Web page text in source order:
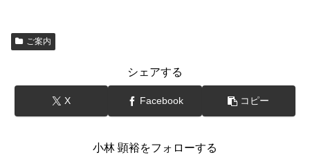
ご案内
シェアする
X Facebook コピー
小林 顕裕をフォローする